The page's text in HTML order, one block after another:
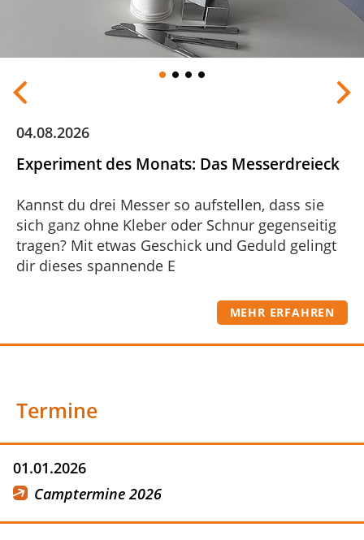
04.08.2026
Experiment des Monats: Das Messerdreieck
Kannst du drei Messer so aufstellen, dass sie
sich ganz ohne Kleber oder Schnur gegenseitig
tragen? Mit etwas Geschick und Geduld gelingt
dir dieses spannende E
MEHR ERFAHREN
Termine
01.01.2026
Camptermine 2026